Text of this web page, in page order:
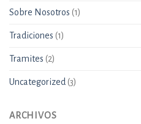
Sobre Nosotros (1)
Tradiciones (1)
Tramites (2)
Uncategorized(3)
ARCHIVOS